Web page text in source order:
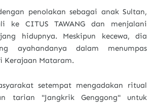
penolakan sebagai anak Sultan,
ke CITUS TAWANG dan menjalani
hidupnya. Meskipun kecewa, dia
ayahandanya dalam menumpas
Kerajaan Mataram.
setempat mengadakan ritual
tarian "Jangkrik Genggong" untuk